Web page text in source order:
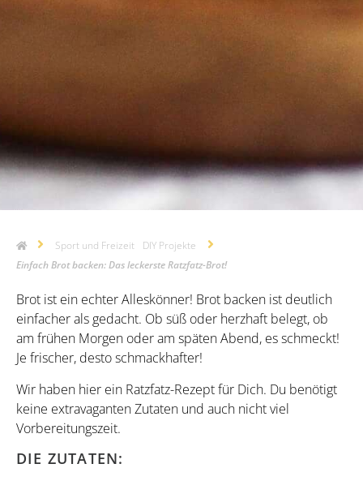
Sport und Freizeit
DIY Projekte
Einfach Brot backen: Das leckerste Ratzfatz-Brot!
Brot ist ein echter Alleskönner! Brot backen ist deutlich
einfacher als gedacht. Ob süß oder herzhaft belegt, ob
am frühen Morgen oder am späten Abend, es schmeckt!
Je frischer, desto schmackhafter!
Wir haben hier ein Ratzfatz-Rezept für Dich. Du benötigt
keine extravaganten Zutaten und auch nicht viel
Vorbereitungszeit.
DIE ZUTATEN: